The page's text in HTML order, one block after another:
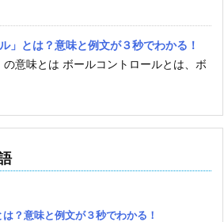
」とは？意味と例文が３秒でわかる！
の意味とは ボールコントロールとは、ボ
は？意味と例文が３秒でわかる！